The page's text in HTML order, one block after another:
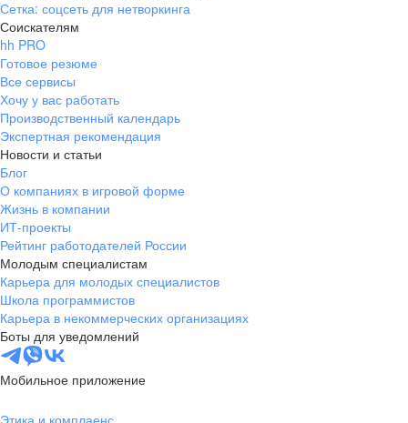
Сетка: соцсеть для нетворкинга
Соискателям
hh PRO
Готовое резюме
Все сервисы
Хочу у вас работать
Производственный календарь
Экспертная рекомендация
Новости и статьи
Блог
О компаниях в игровой форме
Жизнь в компании
ИТ-проекты
Рейтинг работодателей России
Молодым специалистам
Карьера для молодых специалистов
Школа программистов
Карьера в некоммерческих организациях
Боты для уведомлений
Мобильное приложение
Этика и комплаенс